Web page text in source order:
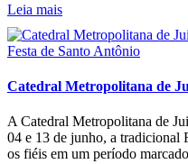
Leia mais
Catedral Metropolitana de
A Catedral Metropolitana de
04 e 13 de junho, a tradicional
os fiéis em um período